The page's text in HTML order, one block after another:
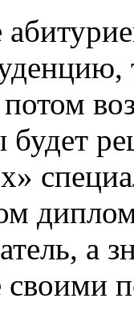
потом
будет
а
своими